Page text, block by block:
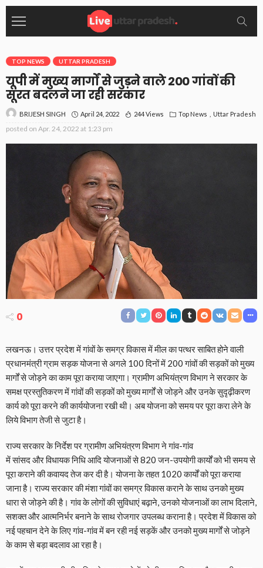
TOP NEWS UTTAR PRADESH
यूपी में मुख्य मार्गों से जुड़ने वाले 200 गांवों की
सूरत बदलने जा रही सरकार
BRIJESH SINGH April 24, 2022 244 Views Top News Uttar Pradesh
posted on Apr. 24, 2022 at 1:23 pm
0
लखनऊ। उत्तर प्रदेश में गांवों के समग्र विकास में मील का पत्थर साबित होने वाली
प्रधानमंत्री ग्राम सड़क योजना से अगले 100 दिनों में 200 गांवों की सड़कों को मुख्य
मार्गों से जोड़ने का काम पूरा कराया जाएगा। ग्रामीण अभियंत्रण विभाग ने सरकार के
समक्ष प्रस्तुतिकरण में गांवों की सड़कों को मुख्य मार्गों से जोड़ने और उनके सुदृढ़ीकरण
कार्य को पूरा करने की कार्ययोजना रखी थी। अब योजना को समय पर पूरा करा लेने के
लिये विभाग तेजी से जुटा है।
राज्य सरकार के निर्देश पर ग्रामीण अभियंत्रण विभाग ने गांव-गांव
में सांसद और विधायक निधि आदि योजनाओं से 820 जन-उपयोगी कार्यों को भी समय से
पूरा कराने की कवायद तेज कर दी है। योजना के तहत 1020 कार्यों को पूरा कराया
जाना है। राज्य सरकार की मंशा गांवों का समग्र विकास कराने के साथ उनको मुख्य
धारा से जोड़ने की है। गांव के लोगों की सुविधाएं बढ़ाने, उनको योजनाओं का लाभ दिलाने,
सशक्त और आत्मनिर्भर बनाने के साथ रोजगार उपलब्ध कराना है। प्रदेश में विकास को
नई पहचान देने के लिए गांव-गांव में बन रही नई सड़कें और उनको मुख्य मार्गों से जोड़ने
के काम से बड़ा बदलाव आ रहा है।